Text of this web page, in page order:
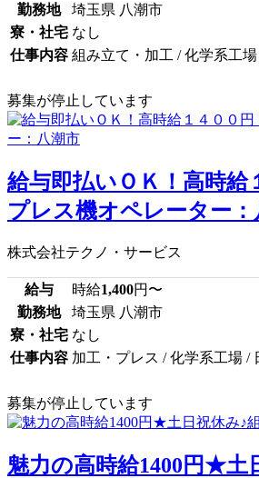
勤務地
埼玉県 八潮市
寮・社宅 なし
仕事内容 組み立て・加工 / 化学系工場
募集が停止しています
給与即払いＯＫ！高時給
プレス機オペレーター：
株式会社テクノ・サービス
給与 時給1,400円〜
勤務地
埼玉県 八潮市
寮・社宅 なし
仕事内容 加工・プレス / 化学系工場 /
募集が停止しています
魅力の高時給1400円★土